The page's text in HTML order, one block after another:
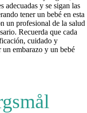
adecuadas y se sigan las
tener un bebé en esta
un profesional de la salud
Recuerda que cada
cuidado y
un embarazo y un bebé